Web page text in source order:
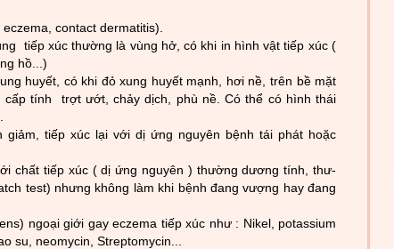
contact dermatitis).
tiếp xúc thư­ờng là vùng hở, có khi in hình vật tiếp xúc (
hồ...)
huyết, có khi đỏ xung huyết mạnh, hơi nề, trên bề mặt
cấp tính trợt ư­ớt, chảy dịch, phù nề. Có thể có hình thái
giảm, tiếp xúc lại với dị ứng nguyên bệnh tái phát hoặc
chất tiếp xúc ( dị ứng nguyên ) th­ường d­ương tính, thư­
test) như­ng không làm khi bệnh đang vư­ợng hay đang
ngoại giới gay eczema tiếp xúc như­ : Nikel, potassium
su, neomycin, Streptomycin...